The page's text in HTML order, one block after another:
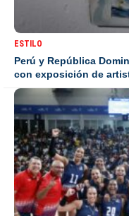
ESTILO
Perú y República
con exposición de